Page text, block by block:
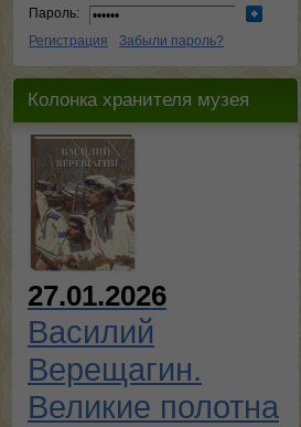
Пароль:
Регистрация
Забыли пароль?
Колонка хранителя музея
27.01.2026
Василий
Верещагин.
Великие полотна